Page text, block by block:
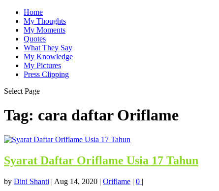
Home
My Thoughts
My Moments
Quotes
What They Say
My Knowledge
My Pictures
Press Clipping
Select Page
Tag: cara daftar Oriflame
Syarat Daftar Oriflame Usia 17 Tahun
by Dini Shanti | Aug 14, 2020 | Oriflame | 0 |